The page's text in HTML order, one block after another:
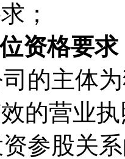
；
资格要求
的主体
的营业
参股关